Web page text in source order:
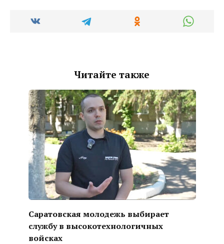
Читайте также
Саратовская молодежь выбирает
службу в высокотехнологичных
войсках